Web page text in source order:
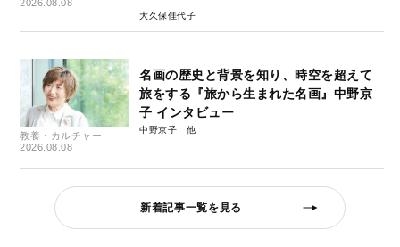
2026.08.08
大久保佳代子
教養・カルチャー
2026.08.08
名画の歴史と背景を知り、時空を超えて
旅をする『旅から生まれた名画』中野京
子 インタビュー
中野京子
新着記事一覧を見る